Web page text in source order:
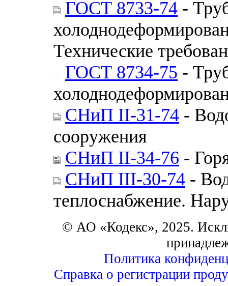
ГОСТ 8733-74 -
Технические
ГОСТ 8734-75 -
СНиП II-31-74 -
сооружения
СНиП II-34-76 -
СНиП III-30-74 -
теплоснабжение.
© АО «Кодекс», 2025.
Политика
Справка о регистрации